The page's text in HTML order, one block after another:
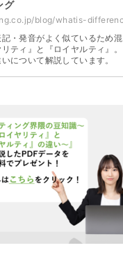
グ
・発音がよく似ているため混
ティ』と『ロイヤルティ』。
について解説しています。